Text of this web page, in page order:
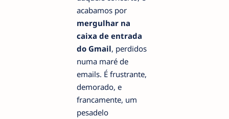
acabamos por
mergulhar na
caixa de entrada
do Gmail, perdidos
numa maré de
emails. É frustrante,
demorado, e
francamente, um
pesadelo